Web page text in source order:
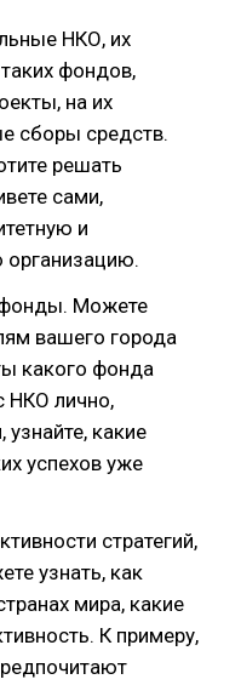
НКО, их
фондов,
на их
сборы средств.
решать
сами,
и
Можете
вашего города
какого фонда
НКО лично,
какие
успехов уже
стратегий,
узнать, как
мира, какие
К примеру,